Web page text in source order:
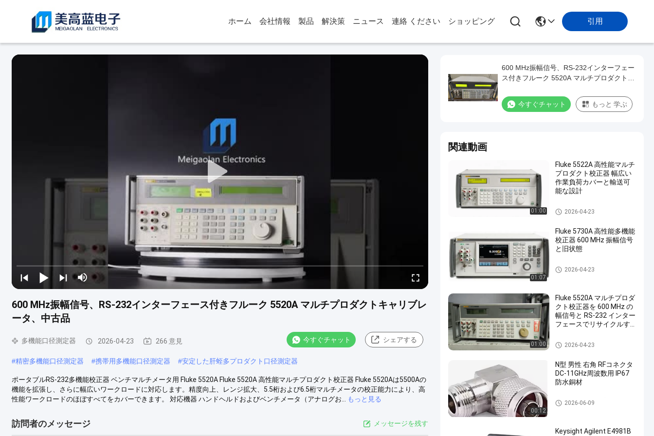
ホーム 会社情報 製品 解決策 ニュース 連絡 ください ショッピング 引用
600 MHz振幅信号、RS-232インターフェース付きフルーク 5520A マルチプロダクトキャリブレ
ータ、中古品
多機能口径測定器 2026-04-23 266 意見 今すぐチャット シェアする
#精密多機能口径測定器 #携帯用多機能口径測定器 #安定した肝蛭多プロダクト口径測定器
ポータブルRS-232多機能校正器 ベンチマルチメータ用 Fluke 5520A Fluke 5520A 高性能マルチプロダクト校正器 Fluke 5520Aは5500Aの
機能を拡張し、さらに幅広いワークロードに対応します。精度向上、レンジ拡大、5.5桁および6.5桁マルチメータの校正能力により、高
性能ワークロードのほぼすべてをカバーできます。 対応機器 ハンドヘルドおよびベンチメータ（アナログお...
もっと見る
訪問者のメッセージ メッセージを残す
600 MHz振幅信号、RS-232インターフェー
ス付きフルーク 5520A マルチプロダクトキ
今すぐチャット もっと 学ぶ
関連動画
01:00
Fluke 5522A 高性能マルチ
プロダクト校正器 幅広い
作業負荷カバーと輸送可
能な設計
多機能口径測定器
2026-04-23
01:07
Fluke 5730A 高性能多機能
校正器 600 MHz 振幅信号
と旧状態
多機能口径測定器
2026-04-23
01:00
Fluke 5520A マルチプロダ
クト校正器を 600 MHz の
幅信号と RS-232 インター
フェースでリサイクルす
多機能口径測定器
2026-04-23
00:12
N型 男性 右角 RFコネクタ
DC-11GHz周波数用 IP67
防水銅材
RFコネクタ/アダプター/ケー
ブル
2026-06-09
Keysight Agilent E4981B